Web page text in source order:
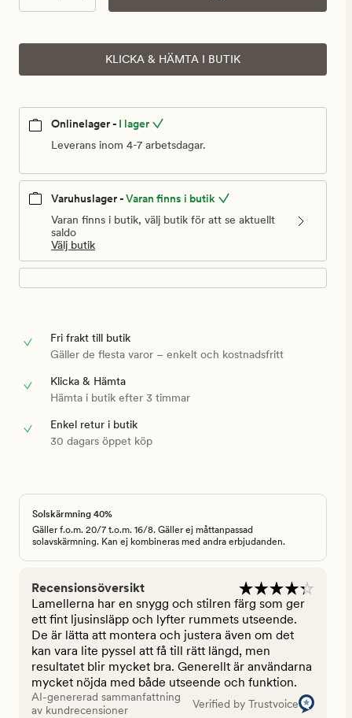
KLICKA & HÄMTA I BUTIK
Onlinelager - I lager
Leverans inom 4-7 arbetsdagar.
Varuhuslager -Varan finns i butik
Varan finns i butik, välj butik för att se aktuellt
saldo
Välj butik
Fri frakt till butik
Gäller de flesta varor – enkelt och kostnadsfritt
Klicka & Hämta
Hämta i butik efter 3 timmar
Enkel retur i butik
30 dagars öppet köp
Solskärmning 40%
Gäller f.o.m. 20/7 t.o.m. 16/8. Gäller ej måttanpassad
solavskärmning. Kan ej kombineras med andra erbjudanden.
Recensionsöversikt
Lamellerna har en snygg och stilren färg som ger
ett fint ljusinsläpp och lyfter rummets utseende.
De är lätta att montera och justera även om det
kan vara lite pyssel att få till rätt längd, men
resultatet blir mycket bra. Generellt är användarna
mycket nöjda med både utseende och funktion.
AI-genererad sammanfattning
av kundrecensioner
Verified by Trustvoice